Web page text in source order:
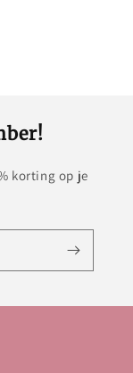
korting op je